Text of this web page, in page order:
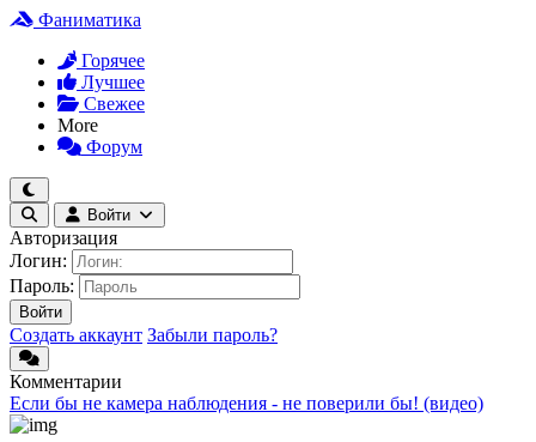
Фаниматика
Горячее
Лучшее
Свежее
More
Форум
Войти
Авторизация
Логин:
Пароль:
Войти
Создать аккаунт Забыли пароль?
Комментарии
Если бы не камера наблюдения - не поверили бы! (видео)